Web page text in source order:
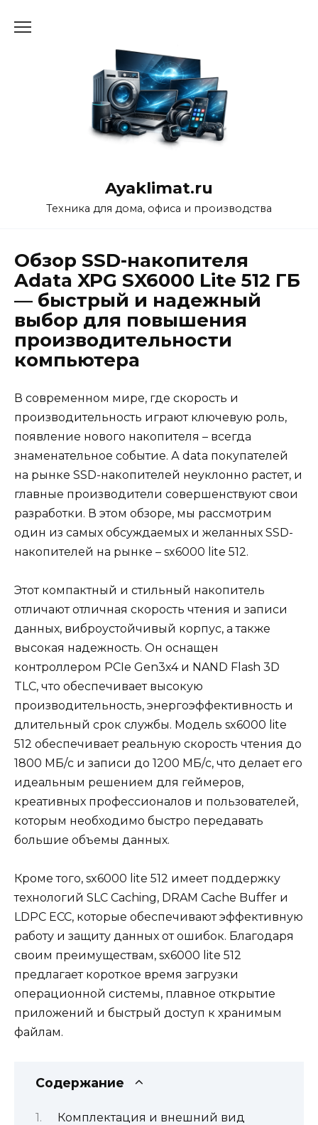
Ayaklimat.ru
Техника для дома, офиса и производства
Обзор SSD-накопителя
Adata XPG SX6000 Lite 512 ГБ
— быстрый и надежный
выбор для повышения
производительности
компьютера
В современном мире, где скорость и
производительность играют ключевую роль,
появление нового накопителя – всегда
знаменательное событие. А data покупателей
на рынке SSD-накопителей неуклонно растет, и
главные производители совершенствуют свои
разработки. В этом обзоре, мы рассмотрим
один из самых обсуждаемых и желанных SSD-
накопителей на рынке – sx6000 lite 512.
Этот компактный и стильный накопитель
отличают отличная скорость чтения и записи
данных, виброустойчивый корпус, а также
высокая надежность. Он оснащен
контроллером PCIe Gen3x4 и NAND Flash 3D
TLC, что обеспечивает высокую
производительность, энергоэффективность и
длительный срок службы. Модель sx6000 lite
512 обеспечивает реальную скорость чтения до
1800 МБ/с и записи до 1200 МБ/с, что делает его
идеальным решением для геймеров,
креативных профессионалов и пользователей,
которым необходимо быстро передавать
большие объемы данных.
Кроме того, sx6000 lite 512 имеет поддержку
технологий SLC Caching, DRAM Cache Buffer и
LDPC ECC, которые обеспечивают эффективную
работу и защиту данных от ошибок. Благодаря
своим преимуществам, sx6000 lite 512
предлагает короткое время загрузки
операционной системы, плавное открытие
приложений и быстрый доступ к хранимым
файлам.
Содержание
Комплектация и внешний вид